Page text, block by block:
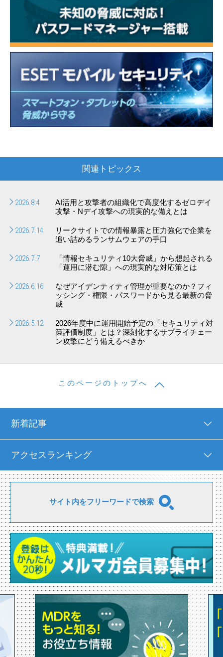
関連トピックス
2026.8.4
AI活用と攻撃者の組織化で高度化するゼロデイ
攻撃・Nデイ攻撃への現実的な備えとは
2026.7.14
リークサイトでの情報暴露と圧力強化で企業を
追い詰めるランサムウェアの手口
2026.7.7
「情報セキュリティ10大脅威」から想起される
「運用に潜む隙」への現実的な対応策とは
2026.6.16
なぜアイデンティティ管理が重要なのか？フィ
ッシング・権限・パスワードから見る最新の脅
威
2026.5.12
2026年度中に運用開始予定の「セキュリティ対
策評価制度」とは？深刻化するサプライチェー
ン攻撃にどう備えるべきか
このページのトップへ
新着記事
アクセスランキング
サイト内をフリーワードで検索